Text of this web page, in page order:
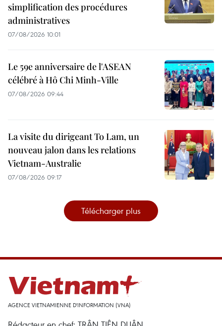
simplification des procédures
administratives
07/08/2026 10:01
Le 59e anniversaire de l'ASEAN
célébré à Hô Chi Minh-Ville
07/08/2026 09:44
La visite du dirigeant To Lam, un
nouveau jalon dans les relations
Vietnam-Australie
07/08/2026 09:17
Télécharger plus
AGENCE VIETNAMIENNE D'INFORMATION (VNA)